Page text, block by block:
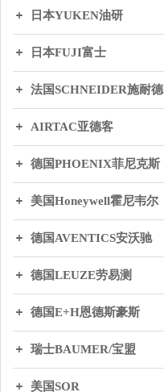
日本YUKEN油研
日本FUJI富士
法国SCHNEIDER施耐德
AIRTAC亚德客
德国PHOENIX菲尼克斯
美国Honeywell霍尼韦尔
德国AVENTICS安沃驰
德国LEUZE劳易测
德国E+H恩德斯豪斯
瑞士BAUMER/宝盟
美国SOR